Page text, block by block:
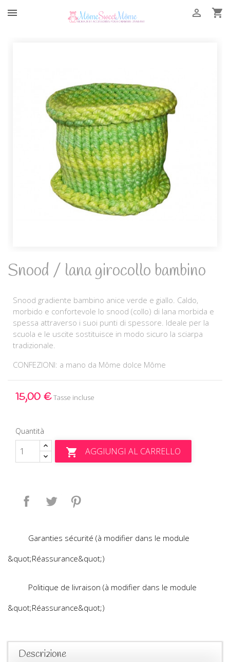
 

Snood / lana girocollo bambino
Snood gradiente bambino anice verde e giallo. Caldo,
morbido e confortevole lo snood (collo) di lana morbida e
spessa attraverso i suoi punti di spessore. Ideale per la
scuola e le uscite sostituisce in modo sicuro la sciarpa
tradizionale.
CONFEZIONI: a mano da Môme dolce Môme
15,00 €Tasse incluse
Quantità
 AGGIUNGI AL CARRELLO
Condividi Twitta
Garanties sécurité (à modifier dans le module
&quot;Réassurance&quot;)
Politique de livraison (à modifier dans le module
&quot;Réassurance&quot;)
Descrizione